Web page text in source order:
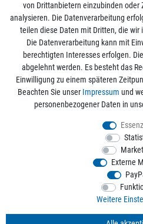
Mein Konto
Informationen
Rechtliche Angaben
Alle Preise sind inkl. der gesetzlichen
Kostenloser Versand ab 50€
© 2026 aquaristikwelt24. Alle Rechte
Kontakt
von Drittanbietern einzubinden oder
analysieren. Die Datenverarbeitung
teilen diese Daten mit Dritten, die
Die Datenverarbeitung kann mit
berechtigten Interesses erfolgen.
abgelehnt werden. Es besteht das
Einwilligung zu einem späteren
Beachten Sie unser Impressum und
personenbezogener Daten in
Externe
Weitere